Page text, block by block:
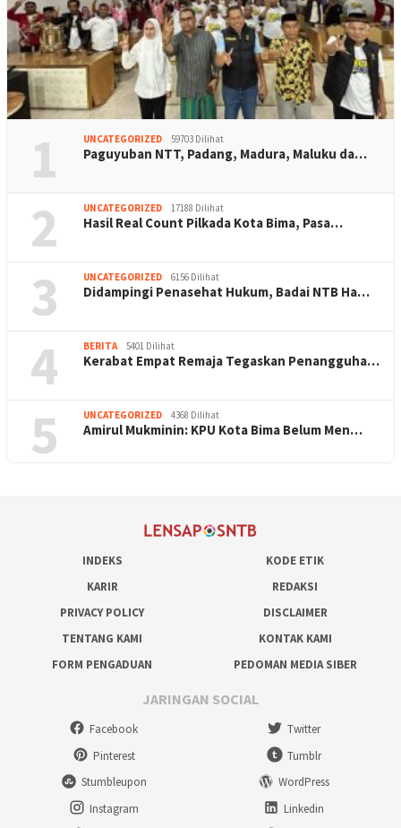
1 UNCATEGORIZED 59703 Dilihat
Paguyuban NTT, Padang, Madura, Maluku da…
2 UNCATEGORIZED 17188 Dilihat
Hasil Real Count Pilkada Kota Bima, Pasa…
3 UNCATEGORIZED 6156 Dilihat
Didampingi Penasehat Hukum, Badai NTB Ha…
4 BERITA 5401 Dilihat
Kerabat Empat Remaja Tegaskan Penangguha…
5 UNCATEGORIZED 4368 Dilihat
Amirul Mukminin: KPU Kota Bima Belum Men…
INDEKS
KODE ETIK
KARIR
REDAKSI
PRIVACY POLICY
DISCLAIMER
TENTANG KAMI
KONTAK KAMI
FORM PENGADUAN
PEDOMAN MEDIA SIBER
JARINGAN SOCIAL
Facebook
Twitter
Pinterest
Tumblr
Stumbleupon
WordPress
Instagram
Linkedin